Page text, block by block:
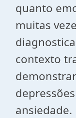
quanto
muitas
contexto
ansiedade.